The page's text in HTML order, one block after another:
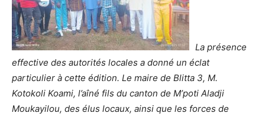
La présence
effective des autorités locales a donné un éclat
particulier à cette édition. Le maire de Blitta 3, M.
Kotokoli Koami, l’aîné fils du canton de M’poti Aladji
Moukayilou, des élus locaux, ainsi que les forces de